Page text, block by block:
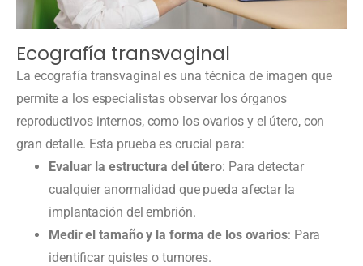
Ecografía transvaginal
La ecografía transvaginal es una técnica de imagen que
permite a los especialistas observar los órganos
reproductivos internos, como los ovarios y el útero, con
gran detalle. Esta prueba es crucial para:
Evaluar la estructura del útero: Para detectar
cualquier anormalidad que pueda afectar la
implantación del embrión.
Medir el tamaño y la forma de los ovarios: Para
identificar quistes o tumores.